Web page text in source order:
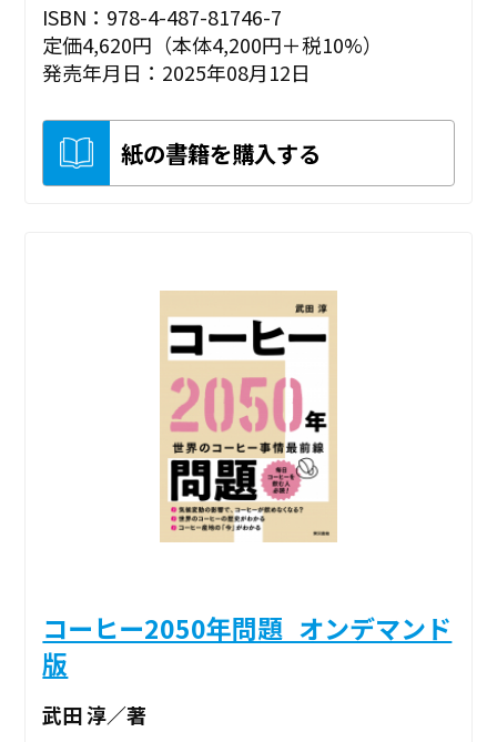
ISBN：978-4-487-81746-7
定価4,620円（本体4,200円＋税10%）
発売年月日：2025年08月12日
紙の書籍を購入する
コーヒー2050年問題_オンデマンド
版
武田 淳／著